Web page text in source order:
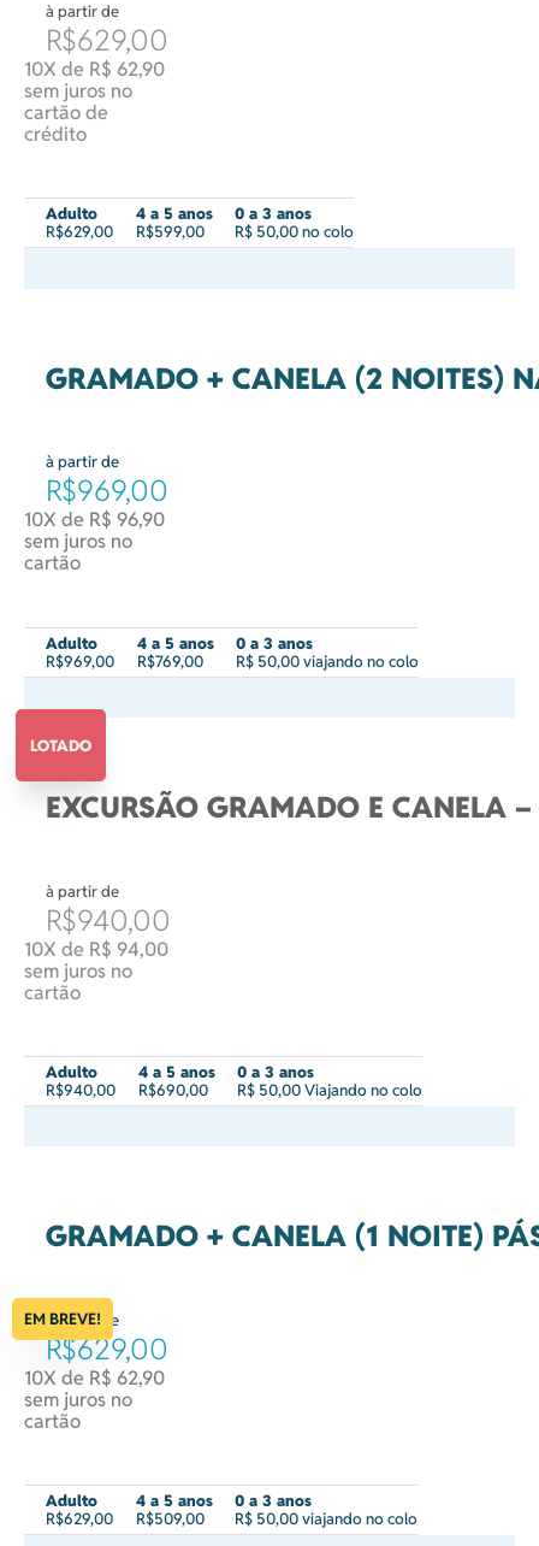
à partir de
R$629,00
10X de R$ 62,90
sem juros no
cartão de
crédito
Adulto
R$629,00
4 a 5 anos
R$599,00
0 a 3 anos
R$ 50,00 no colo
GRAMADO + CANELA (2 NOITES)
à partir de
R$969,00
10X de R$ 96,90
sem juros no
cartão
Adulto
R$969,00
4 a 5 anos
R$769,00
0 a 3 anos
R$ 50,00 viajando no colo
LOTADO
EXCURSÃO GRAMADO E CANELA
à partir de
R$940,00
10X de R$ 94,00
sem juros no
cartão
Adulto
R$940,00
4 a 5 anos
R$690,00
0 a 3 anos
R$ 50,00 Viajando no colo
GRAMADO + CANELA (1 NOITE)
EM BREVE!
à partir de
R$629,00
10X de R$ 62,90
sem juros no
cartão
Adulto
R$629,00
4 a 5 anos
R$509,00
0 a 3 anos
R$ 50,00 viajando no colo